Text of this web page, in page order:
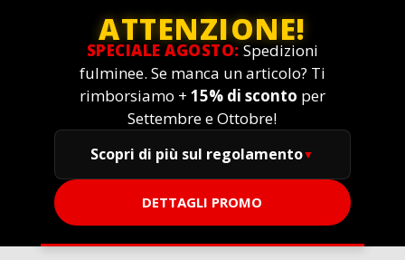
ATTENZIONE!
SPECIALE AGOSTO: Spedizioni
fulminee. Se manca un articolo? Ti
rimborsiamo + 15% di sconto per
Settembre e Ottobre!
Scopri di più sul regolamento
DETTAGLI PROMO